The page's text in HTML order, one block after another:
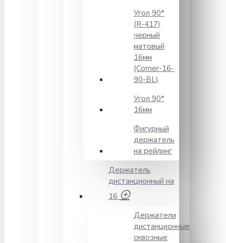
Угол 90*
(R-417)
черный
матовый
16мм
(Corner-16-
90-BL)
Угол 90*
16мм
Фигурный
держатель
на рейлинг
Держатель
дистанционный на
16
Держатели
дистанционные
сквозные